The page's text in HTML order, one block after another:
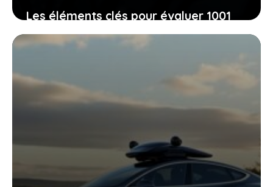
Les éléments clés pour évaluer 1001
Pneu et choisir vos pneus en toute
sérénité dès aujourd’hui
22 juin 2026